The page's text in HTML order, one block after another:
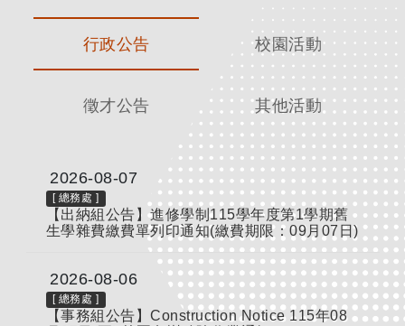
行政公告 校園活動
徵才公告 其他活動
2026-08-07
[ 總務處 ]
【出納組公告】進修學制115學年度第1學期舊
生學雜費繳費單列印通知(繳費期限：09月07日)
2026-08-06
[ 總務處 ]
【事務組公告】Construction Notice 115年08